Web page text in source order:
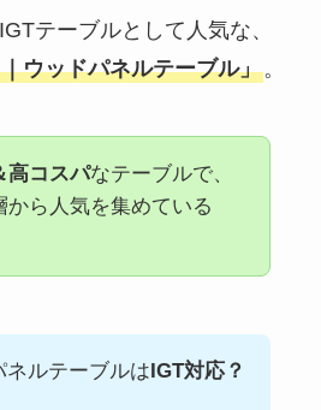
テーブルとして人気な、
ウッドパネルテーブル」。
高コスパなテーブルで、
から人気を集めている
ネルテーブルはIGT対応？